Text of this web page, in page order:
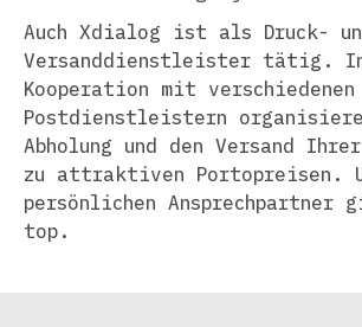
Auch Xdialog ist als Druck-
Versanddienstleister tätig.
Kooperation mit verschiedenen
Postdienstleistern
Abholung und den Versand
zu attraktiven Portopreisen.
persönlichen Ansprechpartner
top.